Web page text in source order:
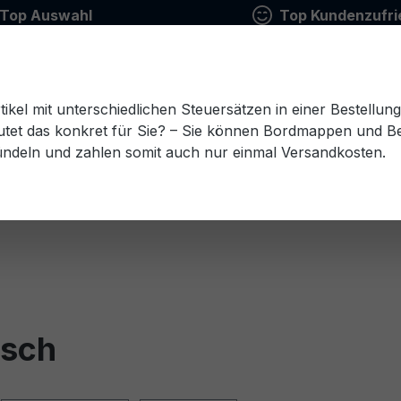
Top Auswahl Top
Estnisch Finnisch Französisch Griechisch
mit unterschiedlichen Steuersätzen in einer
das konkret für Sie? – Sie können Bordmappen und
und zahlen somit auch nur einmal Versandkosten.